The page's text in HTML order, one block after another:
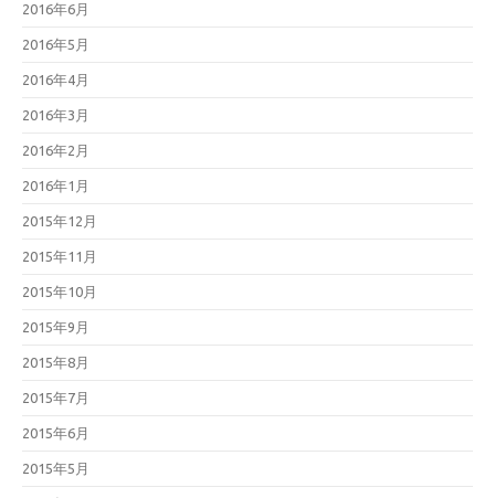
2016年6月
2016年5月
2016年4月
2016年3月
2016年2月
2016年1月
2015年12月
2015年11月
2015年10月
2015年9月
2015年8月
2015年7月
2015年6月
2015年5月